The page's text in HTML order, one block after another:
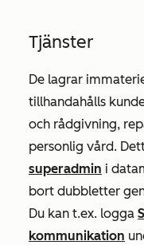
Tjänster
De lagrar
tillhandahålls
och rådgivning,
personlig vård.
superadmin i
bort dubbletter
Du kan t.ex. logga
kommunikation